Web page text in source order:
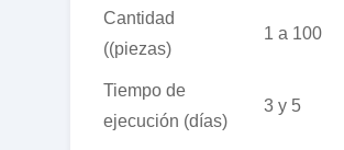
Cantidad
((piezas)
1 a 100
Tiempo de
ejecución (días)
3 y 5